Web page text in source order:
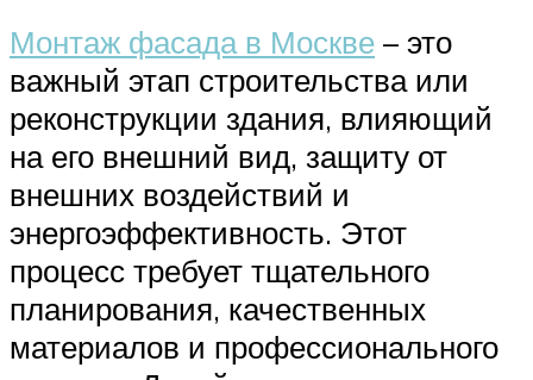
Монтаж фасада в Москве – это
важный этап строительства или
реконструкции здания, влияющий
на его внешний вид, защиту от
внешних воздействий и
энергоэффективность. Этот
процесс требует тщательного
планирования, качественных
материалов и профессионального